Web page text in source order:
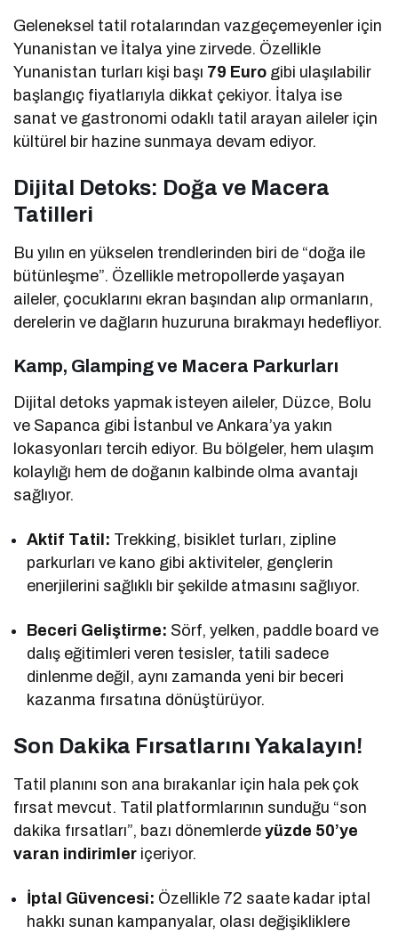
Geleneksel tatil rotalarından vazgeçemeyenler için
Yunanistan ve İtalya yine zirvede. Özellikle
Yunanistan turları kişi başı 79 Euro gibi ulaşılabilir
başlangıç fiyatlarıyla dikkat çekiyor. İtalya ise
sanat ve gastronomi odaklı tatil arayan aileler için
kültürel bir hazine sunmaya devam ediyor.
Dijital Detoks: Doğa ve Macera
Tatilleri
Bu yılın en yükselen trendlerinden biri de “doğa ile
bütünleşme”. Özellikle metropollerde yaşayan
aileler, çocuklarını ekran başından alıp ormanların,
derelerin ve dağların huzuruna bırakmayı hedefliyor.
Kamp, Glamping ve Macera Parkurları
Dijital detoks yapmak isteyen aileler, Düzce, Bolu
ve Sapanca gibi İstanbul ve Ankara’ya yakın
lokasyonları tercih ediyor. Bu bölgeler, hem ulaşım
kolaylığı hem de doğanın kalbinde olma avantajı
sağlıyor.
Aktif Tatil: Trekking, bisiklet turları, zipline
parkurları ve kano gibi aktiviteler, gençlerin
enerjilerini sağlıklı bir şekilde atmasını sağlıyor.
Beceri Geliştirme: Sörf, yelken, paddle board ve
dalış eğitimleri veren tesisler, tatili sadece
dinlenme değil, aynı zamanda yeni bir beceri
kazanma fırsatına dönüştürüyor.
Son Dakika Fırsatlarını Yakalayın!
Tatil planını son ana bırakanlar için hala pek çok
fırsat mevcut. Tatil platformlarının sunduğu “son
dakika fırsatları”, bazı dönemlerdeyüzde 50’ye
varan indirimler içeriyor.
İptal Güvencesi: Özellikle 72 saate kadar iptal
hakkı sunan kampanyalar, olası değişikliklere